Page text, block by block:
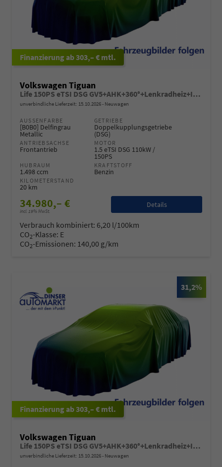
ab 303,– € mtl.
Volkswagen Tiguan
Life 150PS eTSI DSG GV5+AHK+360°+Lenkradheiz+IQ.Drive+ACC+App+eHeck+LED
unverbindliche Lieferzeit: 15.10.2026 Neuwagen
AUSSENFARBE
[B0B0] Delfingrau
Metallic
GETRIEBE
Doppelkupplungsgetriebe
(DSG)
ANTRIEBSACHSE
Frontantrieb
MOTOR
1.5 eTSI DSG 110kW /
150PS
HUBRAUM
1.498 ccm
KRAFTSTOFF
Benzin
KILOMETERSTAND
20 km
34.980,– €
incl. 19% MwSt.
Details
Verbrauch kombiniert: 6,20 l/100km
CO2-Klasse: E
CO2-Emissionen: 140,00 g/km
31,2%
ab 303,– € mtl.
Volkswagen Tiguan
Life 150PS eTSI DSG GV5+AHK+360°+Lenkradheiz+IQ.Drive+ACC+App+eHeck+LED
unverbindliche Lieferzeit: 15.10.2026 Neuwagen